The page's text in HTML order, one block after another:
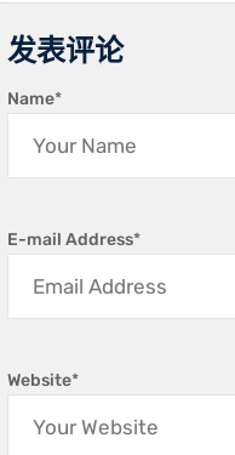
发表评论
Name*
E-mail Address*
Website*